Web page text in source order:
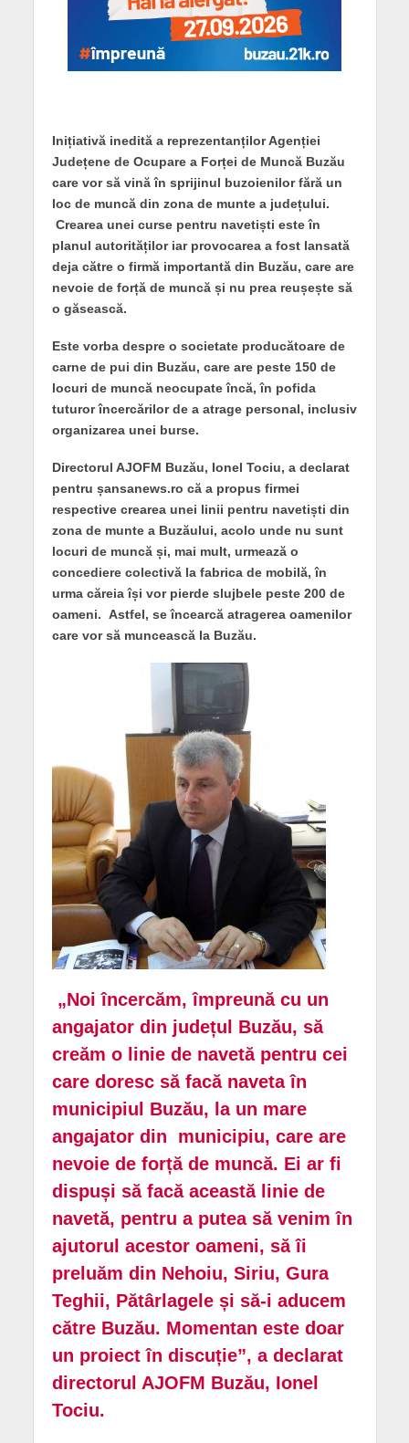
Inițiativă inedită a reprezentanților Agenției
Județene de Ocupare a Forței de Muncă Buzău
care vor să vină în sprijinul buzoienilor fără un
loc de muncă din zona de munte a județului.
Crearea unei curse pentru navetiști este în
planul autorităților iar provocarea a fost lansată
deja către o firmă importantă din Buzău, care are
nevoie de forță de muncă și nu prea reușește să
o găsească.
Este vorba despre o societate producătoare de
carne de pui din Buzău, care are peste 150 de
locuri de muncă neocupate încă, în pofida
tuturor încercărilor de a atrage personal, inclusiv
organizarea unei burse.
Directorul AJOFM Buzău, Ionel Tociu, a declarat
pentru șansanews.ro că a propus firmei
respective crearea unei linii pentru navetiști din
zona de munte a Buzăului, acolo unde nu sunt
locuri de muncă și, mai mult, urmează o
concediere colectivă la fabrica de mobilă, în
urma căreia își vor pierde slujbele peste 200 de
oameni. Astfel, se încearcă atragerea oamenilor
care vor să muncească la Buzău.
„Noi încercăm, împreună cu un
angajator din județul Buzău, să
creăm o linie de navetă pentru cei
care doresc să facă naveta în
municipiul Buzău, la un mare
angajator din municipiu, care are
nevoie de forță de muncă. Ei ar fi
dispuși să facă această linie de
navetă, pentru a putea să venim în
ajutorul acestor oameni, să îi
preluăm din Nehoiu, Siriu, Gura
Teghii, Pătârlagele și să-i aducem
către Buzău. Momentan este doar
un proiect în discuție”, a declarat
directorul AJOFM Buzău, Ionel
Tociu.